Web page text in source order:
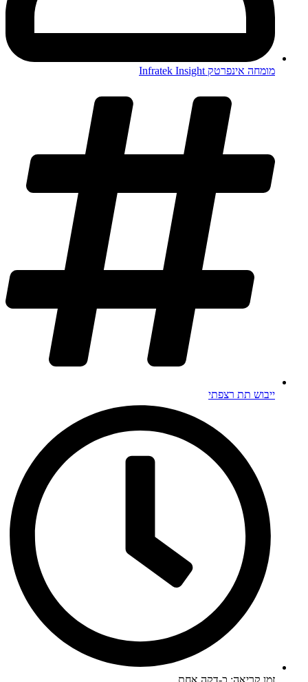
מומחה אינפרטק Infratek Insight
ייבוש תת רצפתי
זמן קריאה: כ-דקה אחת